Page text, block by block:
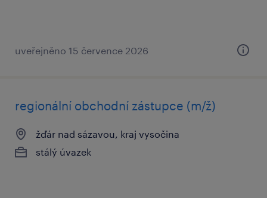
uveřejněno 15 července 2026
regionální obchodní zástupce (m/ž)
žďár nad sázavou, kraj vysočina
stálý úvazek